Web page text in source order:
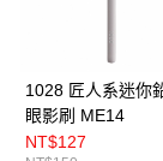
1028 匠人系迷你
眼影刷 ME14
NT$127